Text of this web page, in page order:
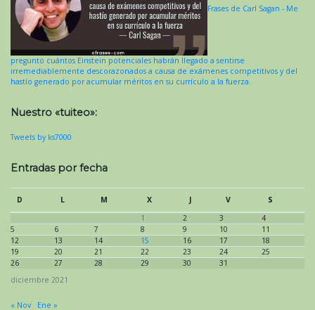
Frases de Carl Sagan - Me
pregunto cuántos Einstein potenciales habrán llegado a sentirse
irremediablemente descorazonados a causa de exámenes competitivos y del
hastío generado por acumular méritos en su currículo a la fuerza.
Nuestro «tuiteo»:
Tweets by ks7000
Entradas por fecha
diciembre 2021
D L M X J V
S
1
2 3
4
5
6 7 8 9 10
11
12
13 14 15 16 17
18
19
20 21 22 23 24
25
26
27 28 29 30 31
« Nov Ene »